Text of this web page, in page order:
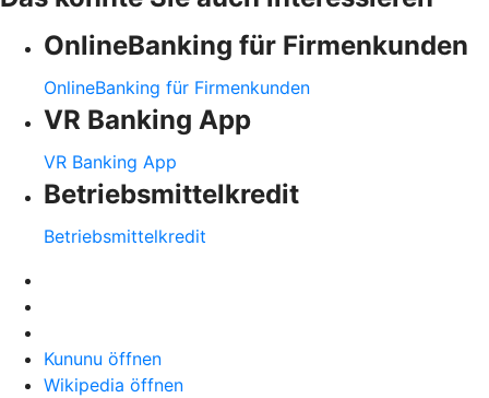
OnlineBanking für Firmenkunden
OnlineBanking für Firmenkunden
VR Banking App
VR Banking App
Betriebsmittelkredit
Betriebsmittelkredit
Kununu öffnen
Wikipedia öffnen